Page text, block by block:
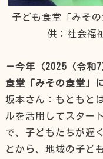
子ども食堂「みそ
供：社会福
－今年（2025（令和
食堂「みその食堂」
坂本さん：もともと
ルを活用してスター
で、子どもたちが遅
とから、地域の子ど